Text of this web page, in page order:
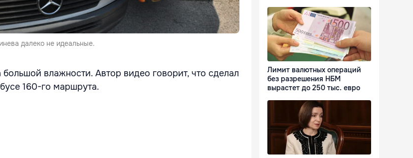
далеко не идеальные.
влажности. Автор видео говорит, что сделал
160-го маршрута.
Лимит валютных операций
без разрешения НБМ
вырастет до 250 тыс. евро